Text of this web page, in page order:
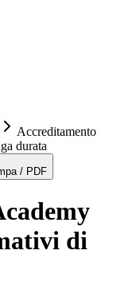
Accreditamento
durata
/ PDF
di